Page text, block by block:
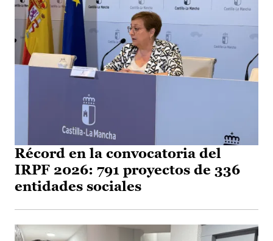
Récord en la convocatoria del
IRPF 2026: 791 proyectos de 336
entidades sociales